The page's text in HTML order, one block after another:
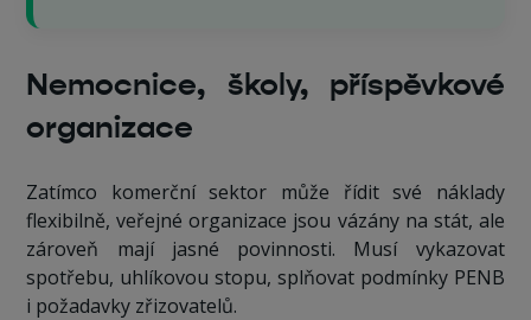
Nemocnice, školy, příspěvkové
organizace
Zatímco komerční sektor může řídit své náklady
flexibilně, veřejné organizace jsou vázány na stát, ale
zároveň mají jasné povinnosti. Musí vykazovat
spotřebu, uhlíkovou stopu, splňovat podmínky PENB
i požadavky zřizovatelů.